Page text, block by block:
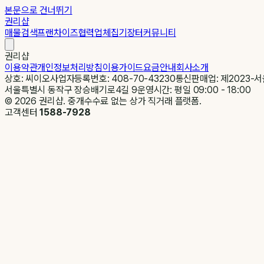
본문으로 건너뛰기
권리샵
매물검색프랜차이즈협력업체집기장터커뮤니티
권리샵
이용약관개인정보처리방침이용가이드요금안내회사소개
상호: 씨이오사업자등록번호: 408-70-43230통신판매업: 제2023-
서울특별시 동작구 장승배기로4길 9운영시간: 평일 09:00 - 18:00
© 2026 권리샵. 중개수수료 없는 상가 직거래 플랫폼.
고객센터1588-7928